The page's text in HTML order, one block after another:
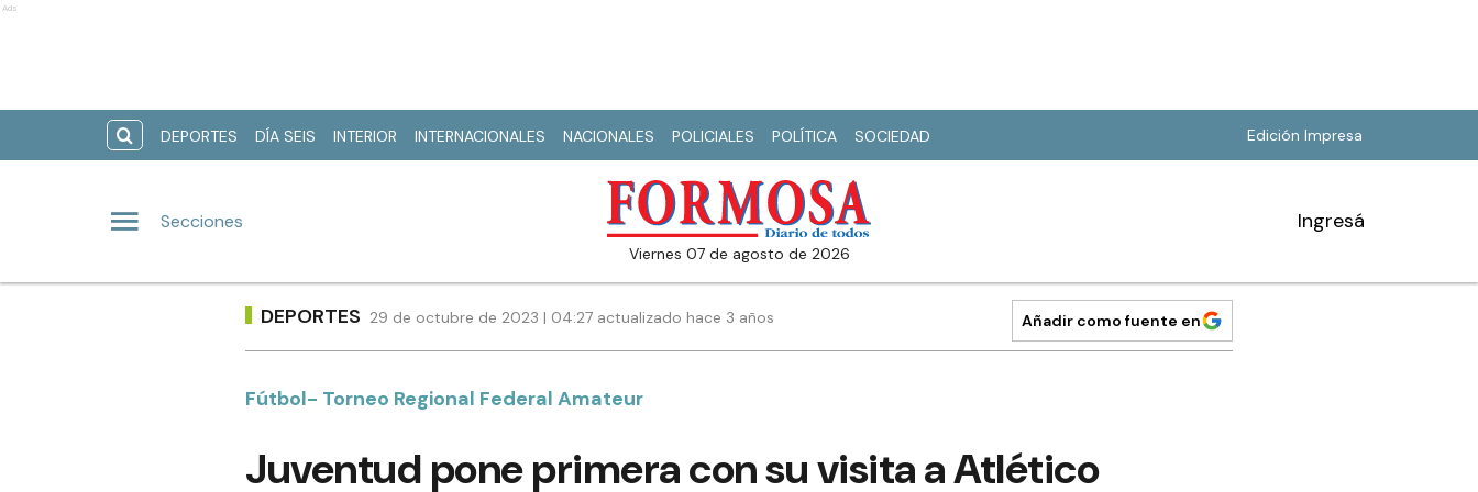
Ads
DEPORTES DÍA SEIS INTERIOR INTERNACIONALES NACIONALES POLICIALES POLÍTICA SOCIEDAD Edición Impresa
Secciones
viernes 07 de agosto de 2026
Ingresá
DEPORTES 29 de octubre de 2023 | 04:27 actualizado hace 3 años Añadir como fuente en
Fútbol- Torneo Regional Federal Amateur
Juventud pone primera con su visita a Atlético